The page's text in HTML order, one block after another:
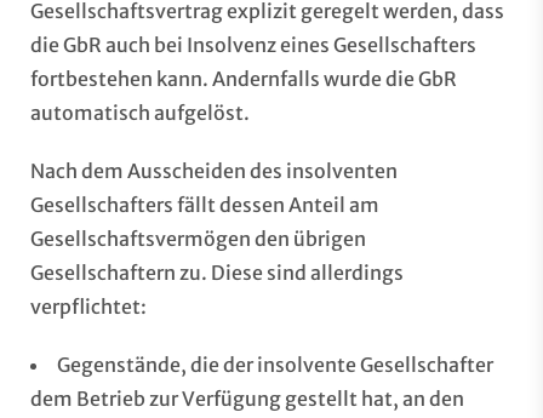
Gesellschaftsvertrag explizit geregelt werden, dass
die GbR auch bei Insolvenz eines Gesellschafters
fortbestehen kann. Andernfalls wurde die GbR
automatisch aufgelöst.
Nach dem Ausscheiden des insolventen
Gesellschafters fällt dessen Anteil am
Gesellschaftsvermögen den übrigen
Gesellschaftern zu. Diese sind allerdings
verpflichtet:
Gegenstände, die der insolvente Gesellschafter
dem Betrieb zur Verfügung gestellt hat, an den